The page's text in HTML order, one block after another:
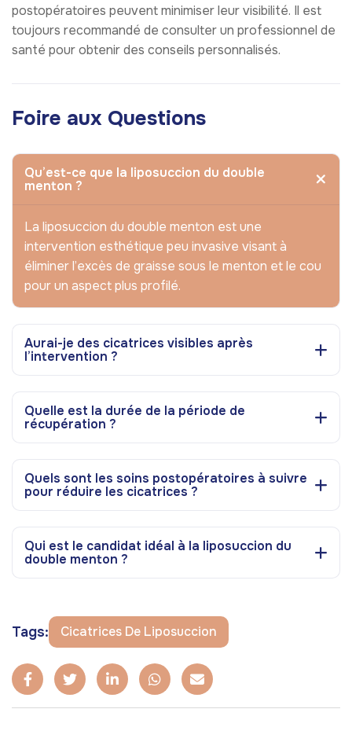
postopératoires peuvent minimiser leur visibilité. Il est
toujours recommandé de consulter un professionnel de
santé pour obtenir des conseils personnalisés.
Foire aux Questions
Qu’est-ce que la liposuccion du double
menton ?
La liposuccion du double menton est une
intervention esthétique peu invasive visant à
éliminer l’excès de graisse sous le menton et le cou
pour un aspect plus profilé.
Aurai-je des cicatrices visibles après
l’intervention ?
Quelle est la durée de la période de
récupération ?
Quels sont les soins postopératoires à suivre
pour réduire les cicatrices ?
Qui est le candidat idéal à la liposuccion du
double menton ?
Tags: Cicatrices De Liposuccion